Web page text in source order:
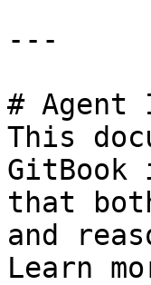
---
# Agent
This
GitBook
that
and
Learn